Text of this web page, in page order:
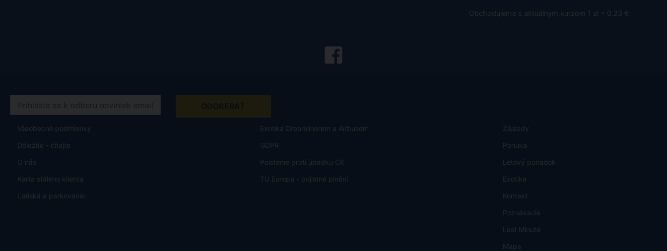
Obchodujeme s aktuálnym kurzom 1 zł = 0.23 €
Všeobecné podmienky
Dôležité - čítajte
O nás
Karta stáleho klienta
Letiská a parkovanie
Exotika Dreamlinerem a Airbusem
GDPR
Poistenie proti úpadku CK
TU Europa - pojistné plnění
Zájazdy
Ponuka
Letový poriadok
Exotika
Kontakt
Poznávacie
Last Minute
Mapa